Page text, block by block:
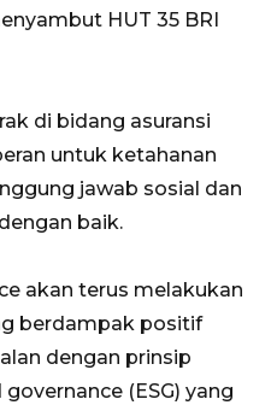
HUT 35 BRI
di bidang asuransi
untuk ketahanan
jawab sosial dan
baik.
akan terus melakukan
berdampak positif
dengan prinsip
(ESG) yang